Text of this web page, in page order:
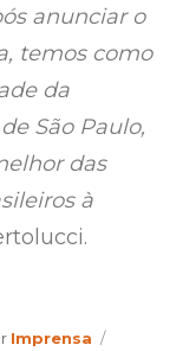
anunciar o
temos como
da
São Paulo,
das
à
Author
Imprensa